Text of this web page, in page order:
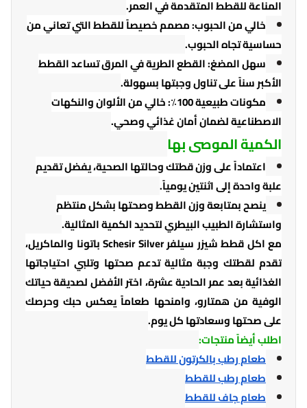
المناعة للقطط المتقدمة في العمر.
خالي من الحبوب: مصمم خصيصاً للقطط التي تعاني من
حساسية تجاه الحبوب.
سهل المضغ: القطع الطرية في المرق تساعد القطط
الأكبر سناً على تناول وجبتها بسهولة.
مكونات طبيعية 100٪: خالي من الألوان والنكهات
الاصطناعية لضمان أمان غذائي وصحي.
الكمية الموصى بها
اعتماداً على وزن قطتك وحالتها الصحية، يفضل تقديم
علبة واحدة إلى اثنتين يومياً.
ينصح بمتابعة وزن القطط وصحتها بشكل منتظم
واستشارة الطبيب البيطري لتحديد الكمية المثالية.
مع اكل قطط شيزر سيلفر Schesir Silver باتونا والماكريل،
تقدم لقطتك وجبة مثالية تدعم صحتها وتلبي احتياجاتها
الغذائية بعد عمر الحادية عشرة، اختر الأفضل لصديقة حياتك
الوفية من همتارو، وامنحها طعاماً يعكس حبك وحرصك
على صحتها وسعادتها كل يوم.
اطلب أيضاً منتجات:
طعام رطب بالكرتون للقطط
طعام رطب للقطط
طعام جاف للقطط